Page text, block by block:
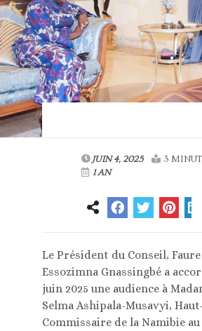
JUIN 4, 2025
3
1 AN
Le Président du Conseil, Faure
Essozimna Gnassingbé a
juin 2025 une audience à
Selma Ashipala-Musavyi, Haut-
Commissaire de la Namibie au